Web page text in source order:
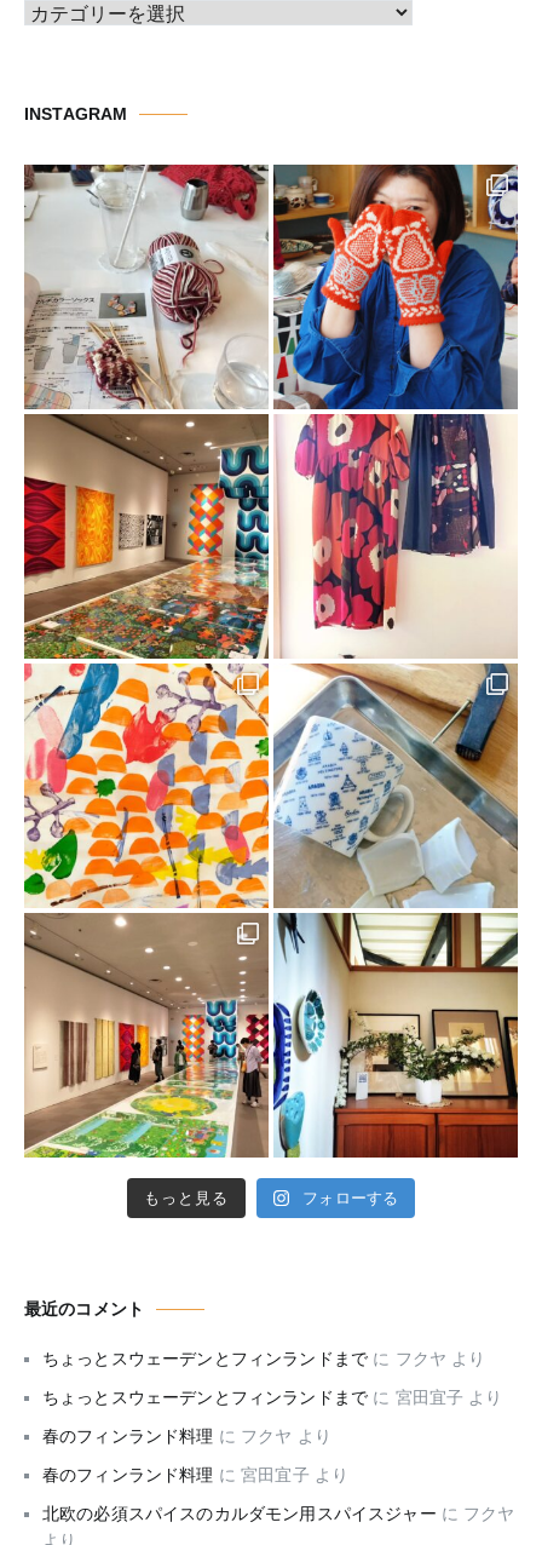
カ
ー
INSTAGRAM
もっと見る フォローする
最近のコメント
ちょっとスウェーデンとフィンランドまで に フクヤ より
ちょっとスウェーデンとフィンランドまで に 宮田宜子 より
春のフィンランド料理 に フクヤ より
春のフィンランド料理 に宮田宜子 より
北欧の必須スパイスのカルダモン用スパイスジャー に フクヤ
より